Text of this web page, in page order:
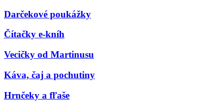
Darčekové poukážky
Čítačky e-kníh
Vecičky od Martinusu
Káva, čaj a pochutiny
Hrnčeky a fľaše